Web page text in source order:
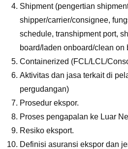
Shipment (pengertian
shipper/carrier/consignee,
schedule, transhipment port,
board/laden onboard/clean on
Containerized (FCL/LCL/
Aktivitas dan jasa terkait di
pergudangan)
Prosedur ekspor.
Proses pengapalan ke Luar
Resiko eksport.
Definisi asuransi ekspor dan